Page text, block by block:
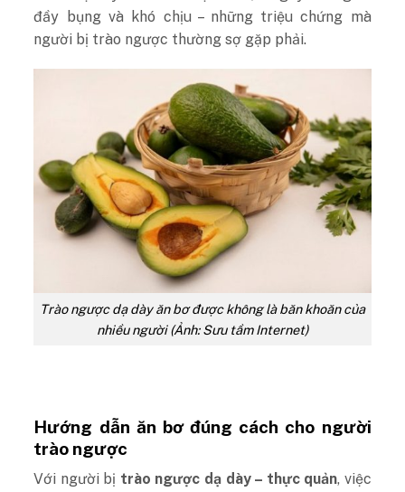
đầy bụng và khó chịu – những triệu chứng mà
người bị trào ngược thường sợ gặp phải.
Trào ngược dạ dày ăn bơ được không là băn khoăn của
nhiều người (Ảnh: Sưu tầm Internet)
Hướng dẫn ăn bơ đúng cách cho người
trào ngược
Với người bị trào ngược dạ dày – thực quản, việc